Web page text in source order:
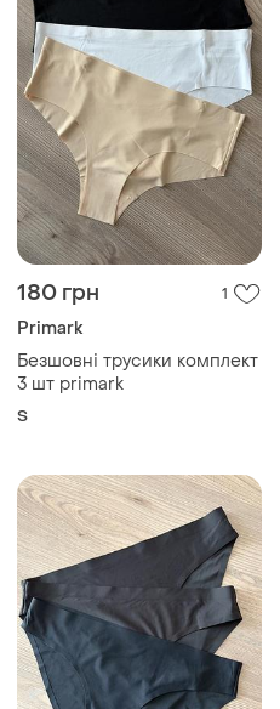
180 грн 1
Primark
Безшовні трусики комплект
3 шт primark
S